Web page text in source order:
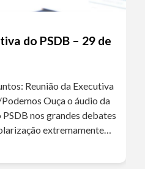
do PSDB – 29 de
Reunião da Executiva
Ouça o áudio da
nos grandes debates
extremamente…